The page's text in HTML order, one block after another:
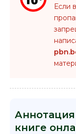
Если
книге